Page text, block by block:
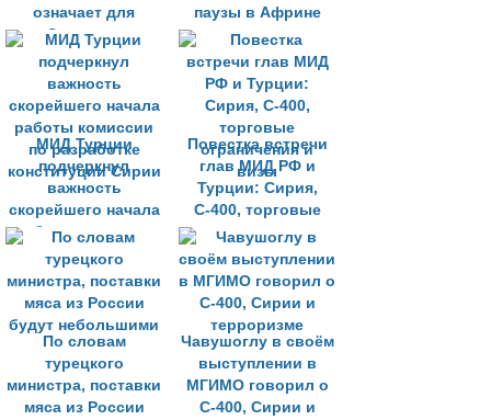
означает для
Эрдогана
паузы в Африне
МИД Турции
подчеркнул
важность
скорейшего начала
работы комиссии
по разработке
конституции Сирии
Повестка встречи
глав МИД РФ и
Турции: Сирия,
С-400, торговые
ограничения и
визы
По словам
турецкого
министра, поставки
мяса из России
Чавушоглу в своём
выступлении в
МГИМО говорил о
С-400, Сирии и